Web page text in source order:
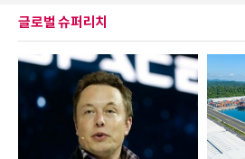
글로벌 슈퍼리치